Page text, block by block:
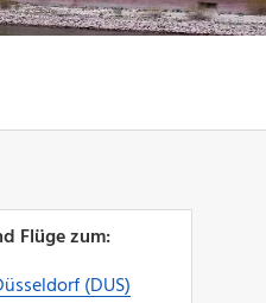
Flüge zum:
(DUS)